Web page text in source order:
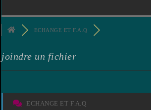
ECHANGE ET F.A.Q
joindre un fichier
ECHANGE ET F.A.Q